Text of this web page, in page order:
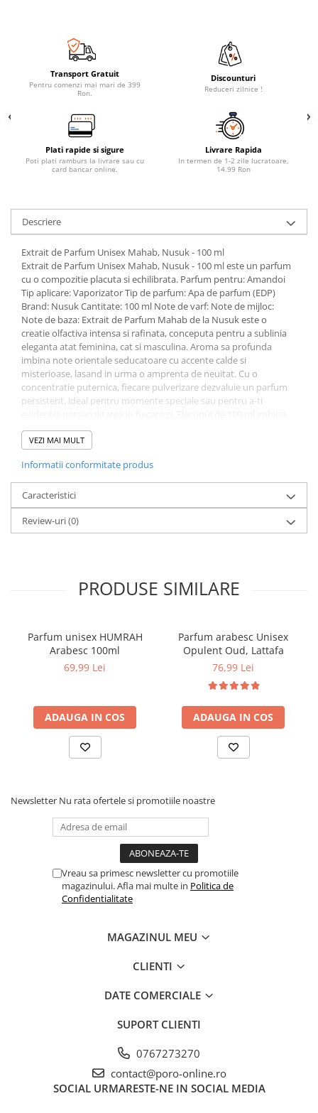
Transport Gratuit
Pentru comenzi mai mari de 399
Ron.
Discounturi
Reduceri zilnice !
Plati rapide si sigure
Poti plati ramburs la livrare sau cu
card bancar online.
Livrare Rapida
In termen de 1-2 zile lucratoare,
14.99 Ron
Descriere
Extrait de Parfum Unisex Mahab, Nusuk - 100 ml
Extrait de Parfum Unisex Mahab, Nusuk - 100 ml este un parfum
cu o compozitie placuta si echilibrata. Parfum pentru: Amandoi
Tip aplicare: Vaporizator Tip de parfum: Apa de parfum (EDP)
Brand: Nusuk Cantitate: 100 ml Note de varf: Note de mijloc:
Note de baza: Extrait de Parfum Mahab de la Nusuk este o
creatie olfactiva intensa si rafinata, conceputa pentru a sublinia
eleganta atat feminina, cat si masculina. Aroma sa profunda
imbina note orientale seducatoare cu accente calde si
misterioase, lasand in urma o amprenta de neuitat. Cu o
concentratie puternica, fiecare pulverizare dezvaluie un parfum
persistent, ideal pentru momente speciale sau pentru a-ti
pentru cei care cauta rafinament si distinctie.
Potrivit atat pentru femei, cat si pentru barbati
Ambalaj elegant, potrivit si pentru cadou
Comanda acum si descopera un parfum de calitate, potrivit
pentru orice ocazie.
Despre produs:
Parfum pentru: Unisex
VEZI MAI MULT
Informatii conformitate produs
Caracteristici
Review-uri(0)
PRODUSE SIMILARE
Parfum unisex HUMRAH
Arabesc 100ml
69,99 Lei
ADAUGA IN COS
Parfum arabesc Unisex
Opulent Oud, Lattafa
76,99 Lei
ADAUGA IN COS
Newsletter Nu rata ofertele si promotiile noastre
Vreau sa primesc newsletter cu promotiile
magazinului. Afla mai multe in Politica de
Confidentialitate
MAGAZINUL MEU
CLIENTI
DATE COMERCIALE
SUPORT CLIENTI
0767273270
contact@poro-online.ro
SOCIAL URMARESTE-NE IN SOCIAL MEDIA